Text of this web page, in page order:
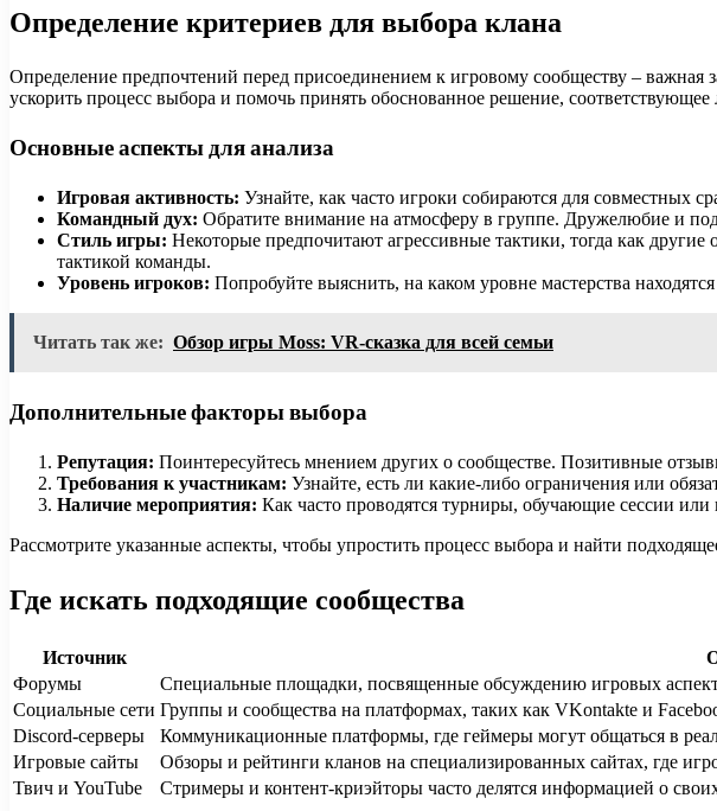
Определение критериев для выбора клана
Определение предпочтений перед присоединением к игровому сообществу – важная
ускорить процесс выбора и помочь принять обоснованное решение,
Основные аспекты для анализа
Игровая активность: Узнайте, как часто игроки собираются для совместных
Командный дух: Обратите внимание на атмосферу в группе. Дружелюбие и
Стиль игры: Некоторые предпочитают агрессивные тактики, тогда как
тактикой команды.
Уровень игроков: Попробуйте выяснить, на каком уровне мастерства
Читать так же: Обзор игры Moss: VR-сказка для всей семьи
Дополнительные факторы выбора
Репутация: Поинтересуйтесь мнением других о сообществе. Позитивные
Требования к участникам: Узнайте, есть ли какие-либо ограничения или
Наличие мероприятия: Как часто проводятся турниры, обучающие сессии
Рассмотрите указанные аспекты, чтобы упростить процесс выбора и найти
Где искать подходящие сообщества
Источник
Форумы
Специальные площадки, посвященные обсуждению игровых
Социальные сети Группы и сообщества на платформах, таких как VKontakte и
Discord-серверы
Коммуникационные платформы, где геймеры могут общаться в
Игровые сайты
Обзоры и рейтинги кланов на специализированных сайтах, где
Твич и YouTube
Стримеры и контент-криэйторы часто делятся информацией о